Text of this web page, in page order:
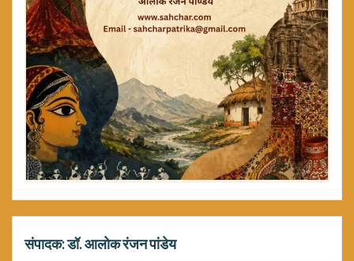
संपादक: डॉ. आलोक रंजन पांडेय